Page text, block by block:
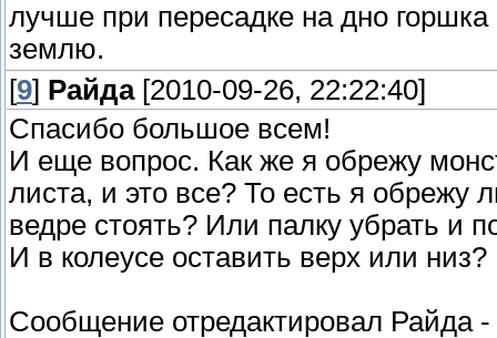
лучше при пересадке на дно
землю.
[9] Райда[2010-09-26, 22:22:40]
Спасибо большое всем!
И еще вопрос. Как же я обрежу
листа, и это все? То есть я обрежу
ведре стоять? Или палку убрать и
И в колеусе оставить верх или низ?
Сообщение отредактировал Райда-